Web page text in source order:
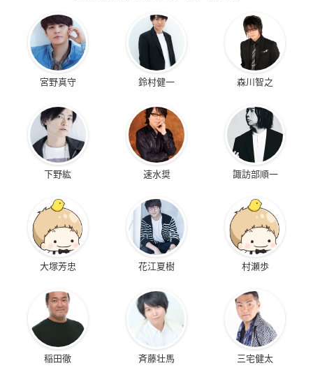
宮野真守 鈴村健一 森川智之
下野紘 速水奨 諏訪部順一
大塚芳忠 花江夏樹 村瀬歩
稲田徹 斉藤壮馬 三宅健太